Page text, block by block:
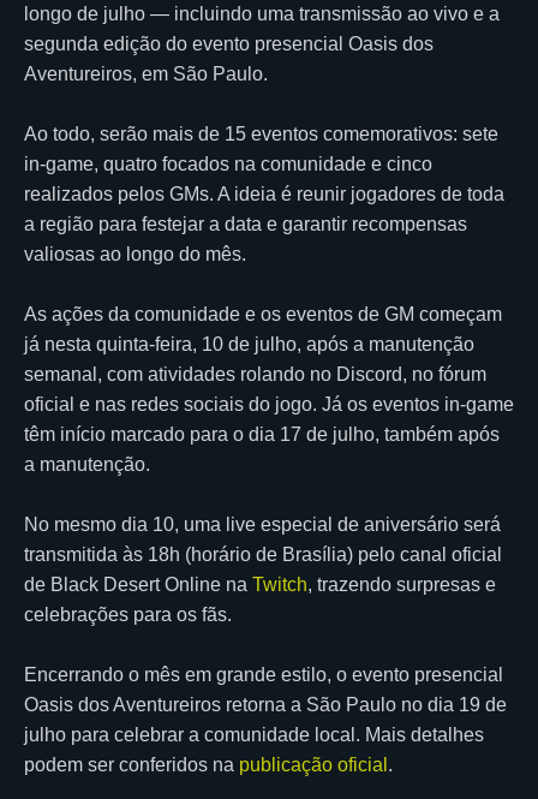
longo de julho — incluindo uma transmissão ao vivo e a
segunda edição do evento presencial Oasis dos
Aventureiros, em São Paulo.
Ao todo, serão mais de 15 eventos comemorativos: sete
in-game, quatro focados na comunidade e cinco
realizados pelos GMs. A ideia é reunir jogadores de toda
a região para festejar a data e garantir recompensas
valiosas ao longo do mês.
As ações da comunidade e os eventos de GM começam
já nesta quinta-feira, 10 de julho, após a manutenção
semanal, com atividades rolando no Discord, no fórum
oficial e nas redes sociais do jogo. Já os eventos in-game
têm início marcado para o dia 17 de julho, também após
a manutenção.
No mesmo dia 10, uma live especial de aniversário será
transmitida às 18h (horário de Brasília) pelo canal oficial
de Black Desert Online na Twitch, trazendo surpresas e
celebrações para os fãs.
Encerrando o mês em grande estilo, o evento presencial
Oasis dos Aventureiros retorna a São Paulo no dia 19 de
julho para celebrar a comunidade local. Mais detalhes
podem ser conferidos na publicação oficial .